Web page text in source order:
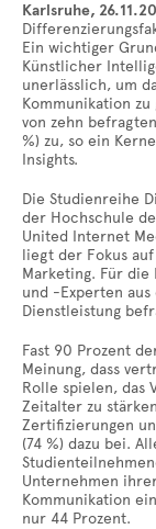
Karlsruhe,
Ein wichtiger
Künstlicher
unerlässlich, um
Kommunikation
von zehn
%) zu, so ein
Insights.
Die Studienreihe
der Hochschule
United Internet
liegt der Fokus
Marketing. Für die
und -Experten
Dienstleistung
Fast 90 Prozent
Meinung, dass
Rolle spielen, das
Zeitalter zu
Zertifizierungen
(74 %) dazu bei.
Unternehmen
Kommunikation
nur 44 Prozent.